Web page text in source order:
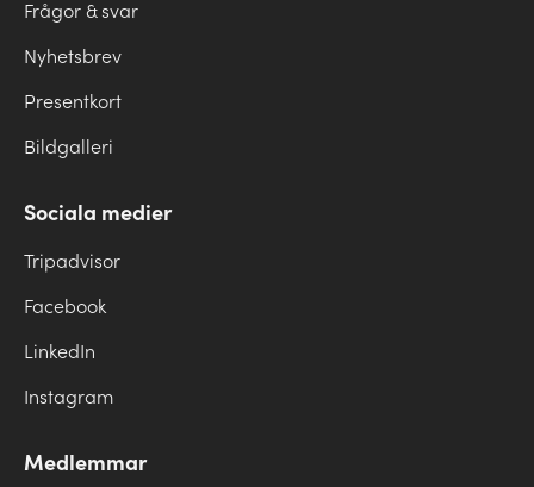
Frågor & svar
Nyhetsbrev
Presentkort
Bildgalleri
Sociala medier
Tripadvisor
Facebook
LinkedIn
Instagram
Medlemmar